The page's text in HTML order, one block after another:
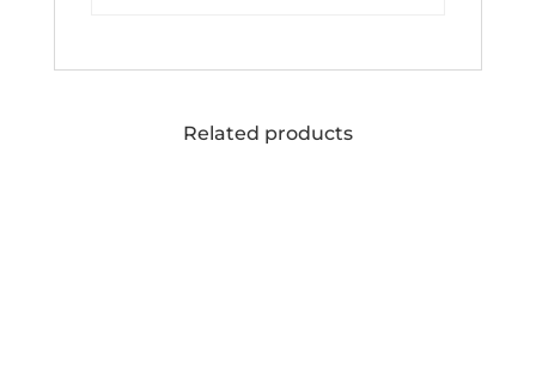
Related products